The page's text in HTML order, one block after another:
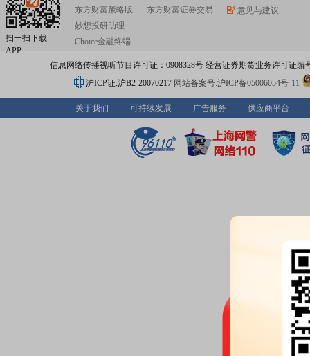
扫一扫下载
APP
东方财富策略版
妙想投研助理
Choice金融终端
东方财富证券交易
意见与建议
信息网络传播视听节目许可证：0908328号 经营证券期货业务许可证编
沪ICP证:沪B2-20070217 网站备案号:沪ICP备05006054号-11
关于我们 可持续发展 广告服务 供应商平台